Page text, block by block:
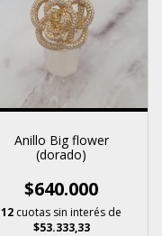
Anillo Big flower
(dorado)
$640.000
12 cuotas sin interés de
$53.333,33